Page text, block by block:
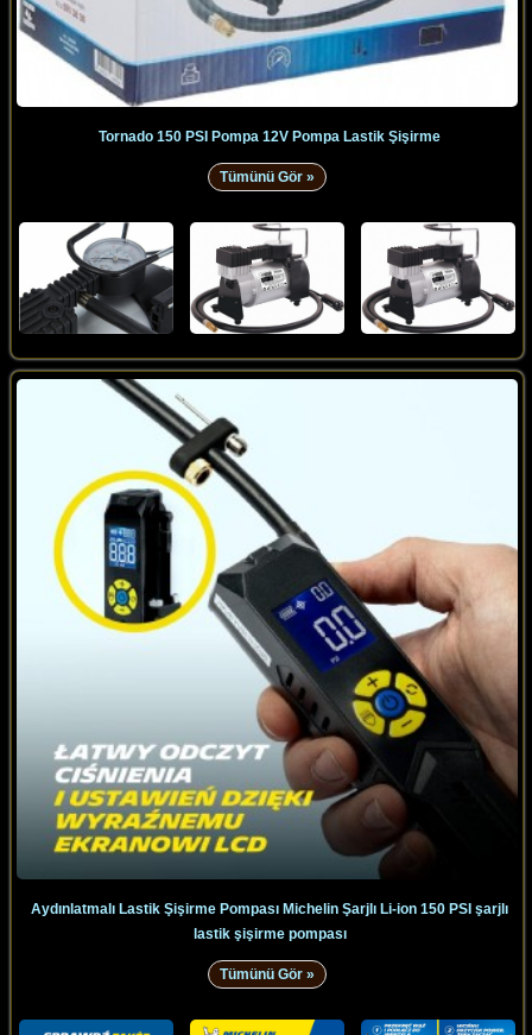
Tornado 150 PSI Pompa 12V Pompa Lastik Şişirme
Tümünü Gör »
Aydınlatmalı Lastik Şişirme Pompası Michelin Şarjlı Li-ion 150 PSI şarjlı
lastik şişirme pompası
Tümünü Gör »